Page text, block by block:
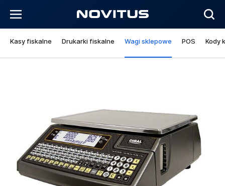
Kasy fiskalne Drukarki fiskalne Wagi sklepowe POS Kody